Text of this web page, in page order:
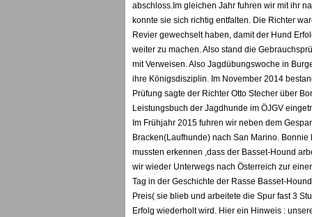
abschloss.Im gleichen Jahr fuhren wir mit ihr
konnte sie sich richtig entfalten. Die Richter
Revier gewechselt haben, damit der Hund
weiter zu machen. Also stand die
mit Verweisen. Also Jagdübungswoche in
ihre Königsdisziplin. Im November 2014
Prüfung sagte der Richter Otto Stecher über
Leistungsbuch der Jagdhunde im ÖJGV
Im Frühjahr 2015 fuhren wir neben dem
Bracken(Laufhunde) nach San Marino.
mussten erkennen ,dass der Basset-Hound
wir wieder Unterwegs nach Österreich zur
Tag in der Geschichte der Rasse Basset-
Preis( sie blieb und arbeitete die Spur fast 3
Erfolg wiederholt wird. Hier ein Hinweis :